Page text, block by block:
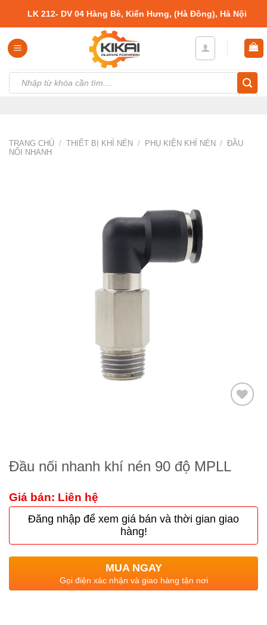
content
LK 212- DV 04 Hàng Bè, Kiến Hưng, (Hà Đông), Hà Nội
kiếm:
TRANG CHỦ / THIẾT BỊ KHÍ NÉN / PHỤ KIỆN KHÍ NÉN / ĐẦU
NỐI NHANH
Đầu nối nhanh khí nén 90 độ MPLL
Giá bán: Liên hệ
Đăng nhập để xem giá bán và thời gian giao
hàng!
MUA NGAY
Gọi điện xác nhận và giao hàng tận nơi